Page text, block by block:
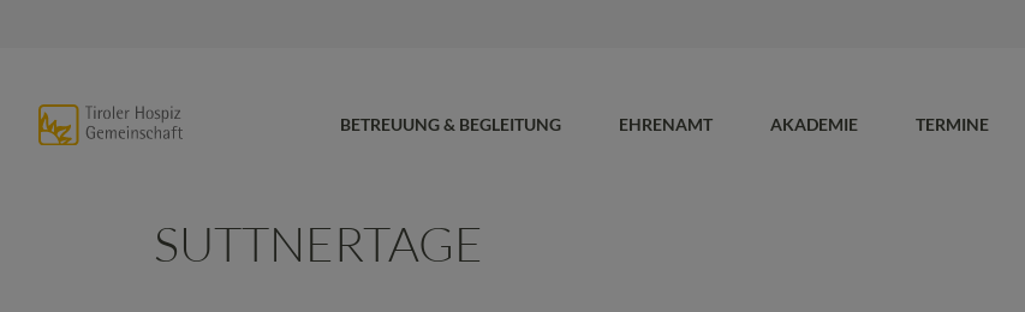
BETREUUNG & BEGLEITUNG EHRENAMT AKADEMIE TERMINE
SUTTNERTAGE